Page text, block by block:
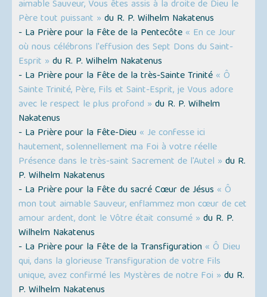
aimable Sauveur, Vous êtes assis à la droite de Dieu le
Père tout puissant » du R. P. Wilhelm Nakatenus
- La Prière pour la Fête de la Pentecôte « En ce Jour
où nous célébrons l'effusion des Sept Dons du Saint-
Esprit » du R. P. Wilhelm Nakatenus
- La Prière pour la Fête de la très-Sainte Trinité « Ô
Sainte Trinité, Père, Fils et Saint-Esprit, je Vous adore
avec le respect le plus profond » du R. P. Wilhelm
Nakatenus
- La Prière pour la Fête-Dieu « Je confesse ici
hautement, solennellement ma Foi à votre réelle
Présence dans le très-saint Sacrement de l'Autel » du R.
P. Wilhelm Nakatenus
- La Prière pour la Fête du sacré Cœur de Jésus « Ô
mon tout aimable Sauveur, enflammez mon cœur de cet
amour ardent, dont le Vôtre était consumé » du R. P.
Wilhelm Nakatenus
- La Prière pour la Fête de la Transfiguration « Ô Dieu
qui, dans la glorieuse Transfiguration de votre Fils
unique, avez confirmé les Mystères de notre Foi » du R.
P. Wilhelm Nakatenus